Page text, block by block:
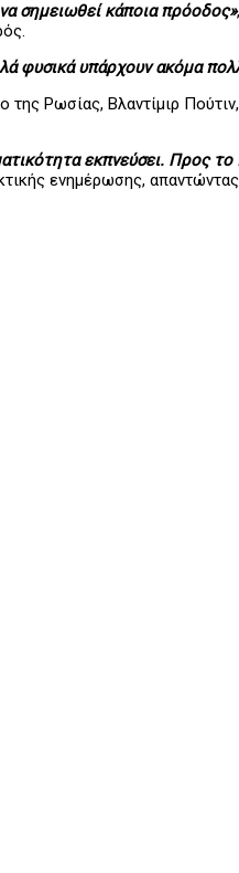
σημειωθεί κάποια πρόοδος»
φυσικά υπάρχουν ακόμα
Ρωσίας, Βλαντίμιρ
εκπνεύσει. Προς
ενημέρωσης,